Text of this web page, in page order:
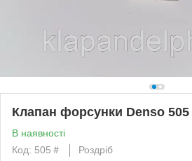
Клапан форсунки Denso 505
В наявності
Код: 505＃
Роздріб